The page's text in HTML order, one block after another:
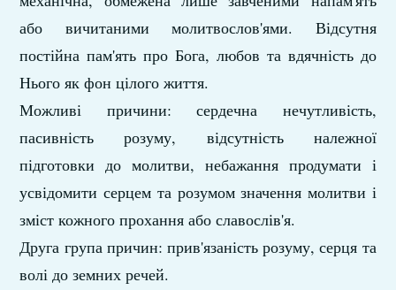
або вичитаними молитвослов'ями. Відсутня
постійна пам'ять про Бога, любов та вдячність до
Нього як фон цілого життя.
Можливі причини: сердечна нечутливість,
пасивність розуму, відсутність належної
підготовки до молитви, небажання продумати і
усвідомити серцем та розумом значення молитви і
зміст кожного прохання або славослів'я.
Друга група причин: прив'язаність розуму, серця та
волі до земних речей.